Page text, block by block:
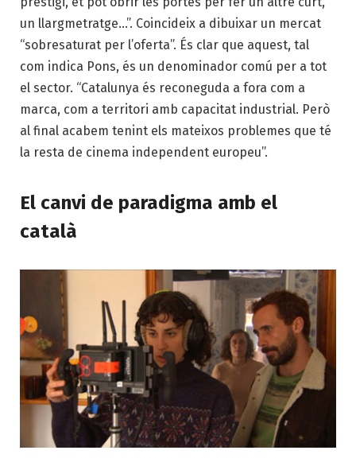
un llargmetratge…”. Coincideix a dibuixar un mercat
“sobresaturat per l’oferta”. És clar que aquest, tal
com indica Pons, és un denominador comú per a tot
el sector. “Catalunya és reconeguda a fora com a
marca, com a territori amb capacitat industrial. Però
al final acabem tenint els mateixos problemes que té
la resta de cinema independent europeu”.
El canvi de paradigma amb el
català